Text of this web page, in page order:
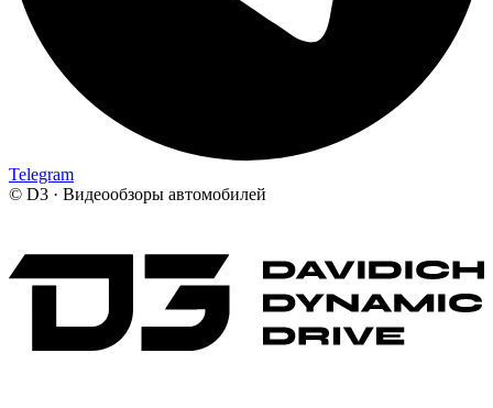
Telegram
© D3 · Видеообзоры автомобилей